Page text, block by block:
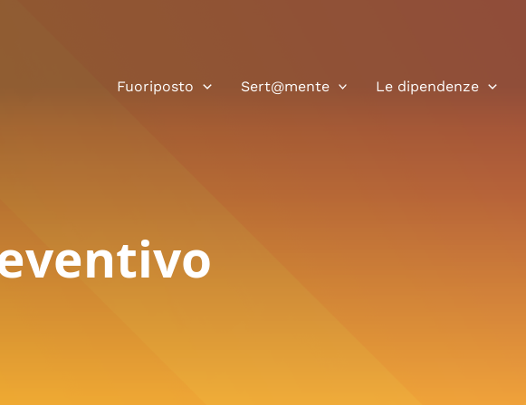
Fuoriposto
Sert@mente Le dipendenze